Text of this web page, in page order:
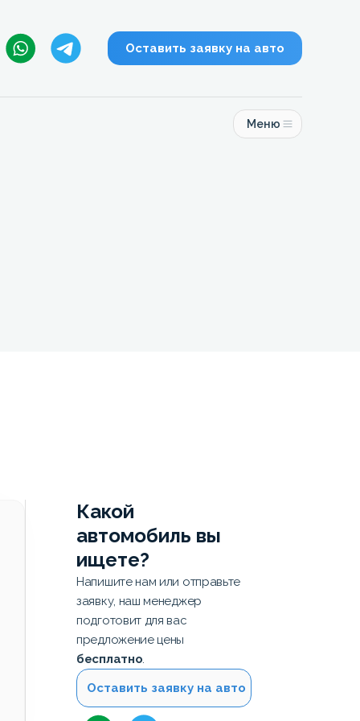
Оставить заявку на авто
Меню
Какой
автомобиль вы
ищете?
Напишите нам или отправьте
заявку, наш менеджер
подготовит для вас
предложение цены
бесплатно.
Оставить заявку на авто